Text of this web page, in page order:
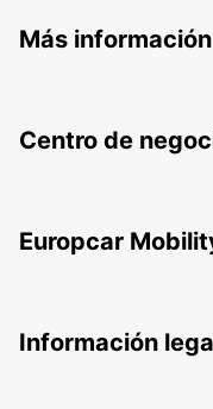
Más información
Centro de
Europcar
Información